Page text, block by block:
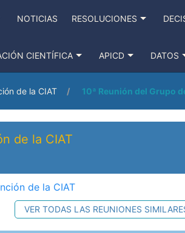
NOTICIAS RESOLUCIONES
CIENTÍFICA APICD DATOS
de la CIAT 10ª Reunión del Grupo
de la CIAT
de la CIAT
VER TODAS LAS REUNIONES